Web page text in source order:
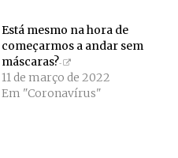
Está mesmo na hora de
começarmos a andar sem
máscaras?
11 de março de 2022
Em "Coronavírus"